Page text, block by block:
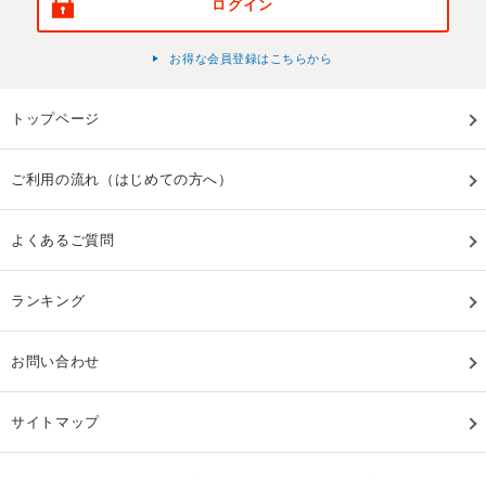
ログイン
お得な会員登録はこちらから
トップページ
ご利用の流れ（はじめての方へ）
よくあるご質問
ランキング
お問い合わせ
サイトマップ